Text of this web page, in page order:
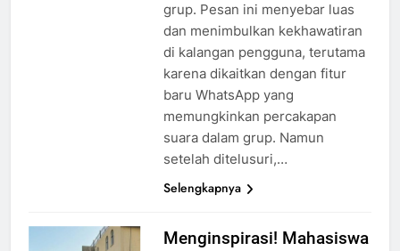
grup. Pesan ini menyebar luas
dan menimbulkan kekhawatiran
di kalangan pengguna, terutama
karena dikaitkan dengan fitur
baru WhatsApp yang
memungkinkan percakapan
suara dalam grup. Namun
setelah ditelusuri,…
Selengkapnya
Menginspirasi! Mahasiswa